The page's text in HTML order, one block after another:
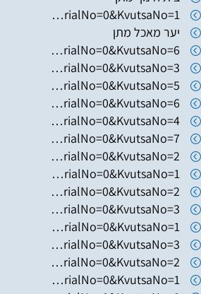
https://www.hugim.org.il/HugimWeb.dll?FromMatnasSite=1&KodMatnas=902&HugIndexNo=2348&HugSerialNo=0&KvutsaNo=1
יער מאכל מתן
https://www.hugim.org.il/HugimWeb.dll?FromMatnasSite=1&KodMatnas=902&HugIndexNo=3023&HugSerialNo=0&KvutsaNo=6
https://www.hugim.org.il/HugimWeb.dll?FromMatnasSite=1&KodMatnas=902&HugIndexNo=2362&HugSerialNo=0&KvutsaNo=3
https://www.hugim.org.il/HugimWeb.dll?FromMatnasSite=1&KodMatnas=902&HugIndexNo=2362&HugSerialNo=0&KvutsaNo=5
https://www.hugim.org.il/HugimWeb.dll?FromMatnasSite=1&KodMatnas=902&HugIndexNo=2362&HugSerialNo=0&KvutsaNo=6
https://www.hugim.org.il/HugimWeb.dll?FromMatnasSite=1&KodMatnas=902&HugIndexNo=2362&HugSerialNo=0&KvutsaNo=4
https://www.hugim.org.il/HugimWeb.dll?FromMatnasSite=1&KodMatnas=902&HugIndexNo=2362&HugSerialNo=0&KvutsaNo=7
https://www.hugim.org.il/HugimWeb.dll?FromMatnasSite=1&KodMatnas=902&HugIndexNo=3001&HugSerialNo=0&KvutsaNo=2
https://www.hugim.org.il/HugimWeb.dll?FromMatnasSite=1&KodMatnas=902&HugIndexNo=3001&HugSerialNo=0&KvutsaNo=1
https://www.hugim.org.il/HugimWeb.dll?FromMatnasSite=1&KodMatnas=902&HugIndexNo=2999&HugSerialNo=0&KvutsaNo=2
https://www.hugim.org.il/HugimWeb.dll?FromMatnasSite=1&KodMatnas=902&HugIndexNo=2999&HugSerialNo=0&KvutsaNo=3
https://www.hugim.org.il/HugimWeb.dll?FromMatnasSite=1&KodMatnas=902&HugIndexNo=2999&HugSerialNo=0&KvutsaNo=1
https://www.hugim.org.il/HugimWeb.dll?FromMatnasSite=1&KodMatnas=902&HugIndexNo=2348&HugSerialNo=0&KvutsaNo=3
https://www.hugim.org.il/HugimWeb.dll?FromMatnasSite=1&KodMatnas=902&HugIndexNo=2365&HugSerialNo=0&KvutsaNo=2
https://www.hugim.org.il/HugimWeb.dll?FromMatnasSite=1&KodMatnas=902&HugIndexNo=2444&HugSerialNo=0&KvutsaNo=1